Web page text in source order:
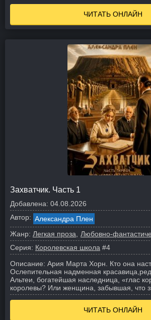
ЧИТАТЬ ОНЛАЙН
Захватчик. Часть 1
Добавлена: 04.08.2026
Автор: Александра Плен
Жанр: Легкая проза
Любовно-
Серия: Королевская школа #4
Описание: Ария Марта Хорн. Кто она
Ослепительная надменная
Альтеи, богатейшая наследница, «глас
королевы? Или женщина, забывшая, что
ЧИТАТЬ ОНЛАЙН